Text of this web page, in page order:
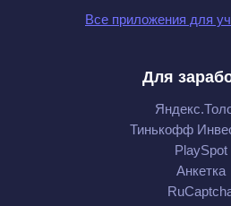
Все приложения для
Для
Тинькофф
PlaySpot
Анкетка